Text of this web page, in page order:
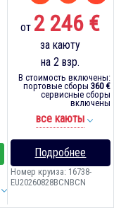
от 2 246 €
за каюту
на 2 взр.
В стоимость включены:
портовые сборы 360 €
сервисные сборы
включены
все каюты
Подробнее
Номер круиза: 16738-
EU20260828BCNBCN